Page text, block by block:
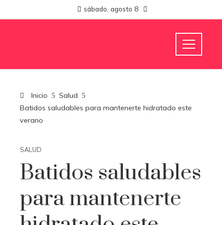
sábado, agosto 8
Inicio
Salud
Batidos saludables para mantenerte hidratado este
verano
SALUD
Batidos saludables
para mantenerte